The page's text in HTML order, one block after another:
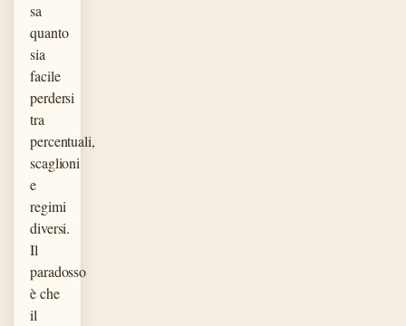
sa
quanto
sia
facile
perdersi
tra
percentuali,
scaglioni
e
regimi
diversi.
Il
paradosso
è che
il